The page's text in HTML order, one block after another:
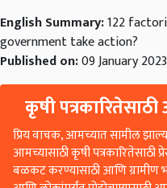
English Summary:122
government take action?
Published on:09 January
कृषी
प्रिय वाचक, आमच्यात सामील
आमच्यासाठी कृषी पत्रकारितेसाठी
बळकट करण्यासाठी आणि